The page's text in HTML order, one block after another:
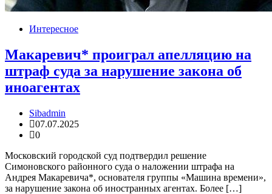
Интересное
Макаревич* проиграл апелляцию на
штраф суда за нарушение закона об
иноагентах
Sibadmin
07.07.2025
0
Московский городской суд подтвердил решение
Симоновского районного суда о наложении штрафа на
Андрея Макаревича*, основателя группы «Машина времени»,
за нарушение закона об иностранных агентах. Более […]